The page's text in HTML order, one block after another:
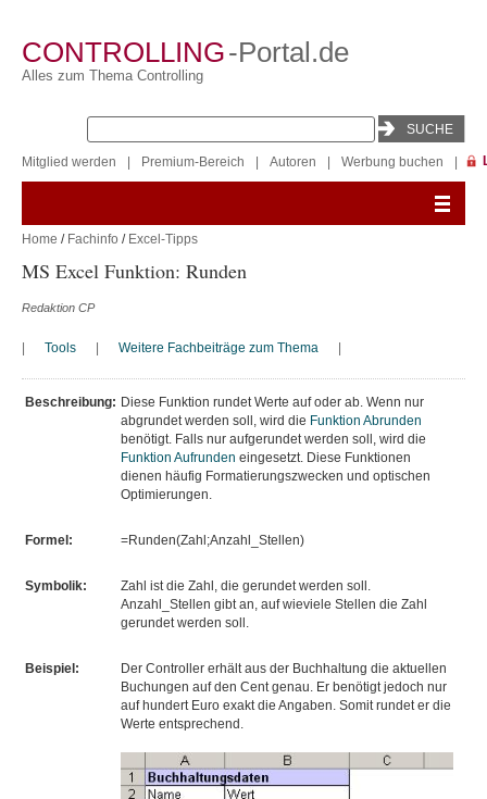
CONTROLLING-Portal.de
Alles zum Thema Controlling
Mitglied werden Premium-Bereich Autoren Werbung buchen
Home / Fachinfo / Excel-Tipps
MS Excel Funktion: Runden
Redaktion CP
Tools Weitere Fachbeiträge zum Thema
Beschreibung: Diese Funktion rundet Werte auf oder ab. Wenn nur
abgrundet werden soll, wird die Funktion Abrunden
benötigt. Falls nur aufgerundet werden soll, wird die
Funktion Aufrunden eingesetzt. Diese Funktionen
dienen häufig Formatierungszwecken und optischen
Optimierungen.
Formel: =Runden(Zahl;Anzahl_Stellen)
Symbolik:
Zahl ist die Zahl, die gerundet werden soll.
Anzahl_Stellen gibt an, auf wieviele Stellen die Zahl
gerundet werden soll.
Beispiel:
Der Controller erhält aus der Buchhaltung die aktuellen
Buchungen auf den Cent genau. Er benötigt jedoch nur
auf hundert Euro exakt die Angaben. Somit rundet er die
Werte entsprechend.